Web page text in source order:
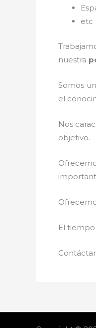
etc
nuestra
Somos
el
Nos
objetivo.
El